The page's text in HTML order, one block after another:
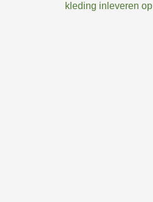
kleding inleveren op